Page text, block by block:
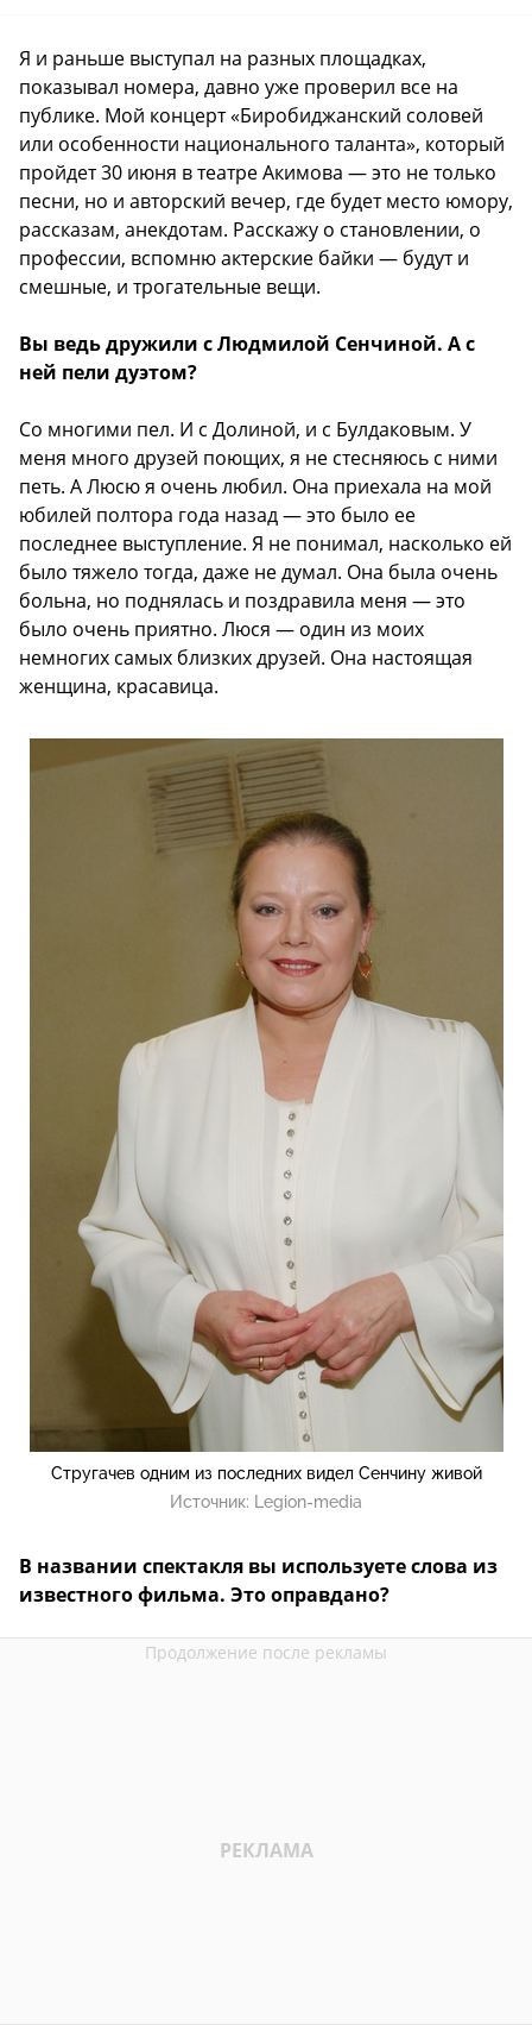
Я и раньше выступал на разных площадках,
показывал номера, давно уже проверил все на
публике. Мой концерт «Биробиджанский соловей
или особенности национального таланта», который
пройдет 30 июня в театре Акимова — это не только
песни, но и авторский вечер, где будет место юмору,
рассказам, анекдотам. Расскажу о становлении, о
профессии, вспомню актерские байки — будут и
смешные, и трогательные вещи.
Вы ведь дружили с Людмилой Сенчиной. А с
ней пели дуэтом?
Со многими пел. И с Долиной, и с Булдаковым. У
меня много друзей поющих, я не стесняюсь с ними
петь. А Люсю я очень любил. Она приехала на мой
юбилей полтора года назад — это было ее
последнее выступление. Я не понимал, насколько ей
было тяжело тогда, даже не думал. Она была очень
больна, но поднялась и поздравила меня — это
было очень приятно. Люся — один из моих
немногих самых близких друзей. Она настоящая
женщина, красавица.
Стругачев одним из последних видел Сенчину живой
Источник:
Legion-media
В названии спектакля вы используете слова из
известного фильма. Это оправдано?